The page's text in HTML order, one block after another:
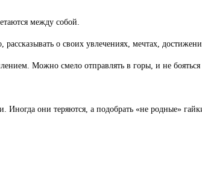
между собой.
о своих увлечениях, мечтах,
Можно смело отправлять в горы, и не
Иногда они теряются, а подобрать «не родные»